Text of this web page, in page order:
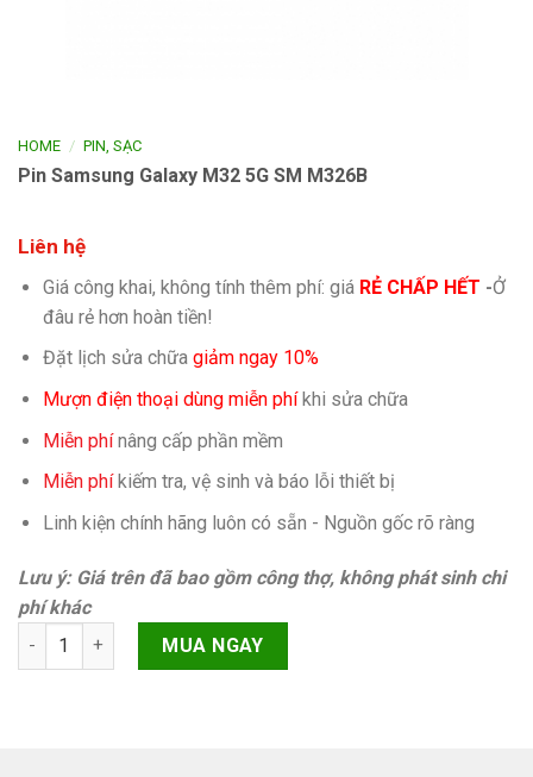
HOME / PIN, SẠC
Pin Samsung Galaxy M32 5G SM M326B
Liên hệ
Giá công khai, không tính thêm phí: giá RẺ CHẤP HẾT -Ở
đâu rẻ hơn hoàn tiền!
Đặt lịch sửa chữa giảm ngay 10%
Mượn điện thoại dùng miễn phíkhi sửa chữa
Miễn phínâng cấp phần mềm
Miễn phíkiếm tra, vệ sinh và báo lỗi thiết bị
Linh kiện chính hãng luôn có sẵn - Nguồn gốc rõ ràng
Lưu ý: Giá trên đã bao gồm công thợ, không phát sinh chi
phí khác
Pin Samsung Galaxy M32 5G SM M326B quantity
MUA NGAY